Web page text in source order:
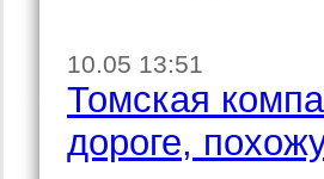
10.05 13:51
Томская
дороге,